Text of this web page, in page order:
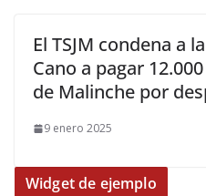
El TSJM condena a
Cano a pagar
de Malinche por
9 enero 2025
Widget de ejemplo